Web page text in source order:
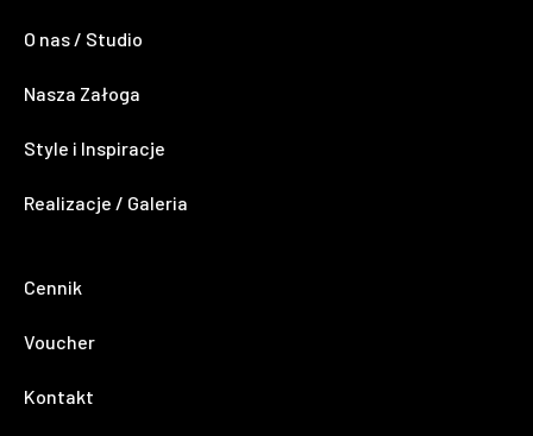
O nas / Studio
Nasza Załoga
Style i Inspiracje
Realizacje / Galeria
Cennik
Voucher
Kontakt